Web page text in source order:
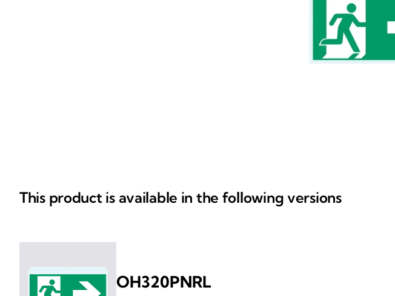
This product is available in the following versions
OH320PNRL